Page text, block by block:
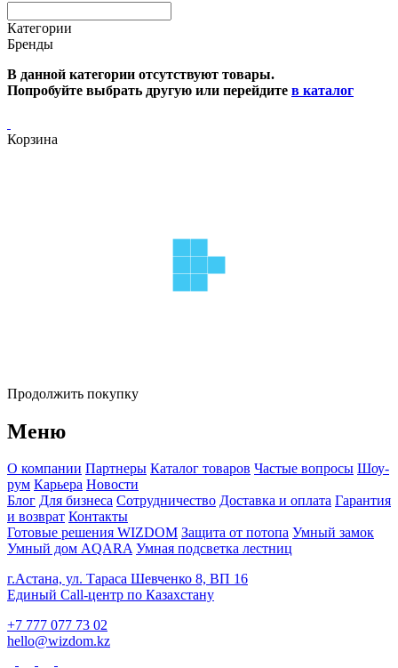
Категории
Бренды
В данной категории отсутствуют товары.
Попробуйте выбрать другую или перейдите в каталог
Корзина
Продолжить покупку
Меню
О компании Партнеры Каталог товаров Частые вопросы Шоу-
рум Карьера Новости
Блог Для бизнеса Сотрудничество Доставка и оплата Гарантия
и возврат Контакты
Готовые решения WIZDOM Защита от потопа Умный замок
Умный дом AQARA Умная подсветка лестниц
г.Астана, ул. Тараса Шевченко 8, ВП 16
Единый Call-центр по Казахстану
+7 777 077 73 02
hello@wizdom.kz